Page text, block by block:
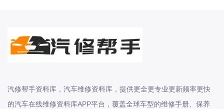
1999-2026年郑州日产系列御轩 碧莲
纳瓦拉 途达 锐骐 锐骐 6 锐骐 7 锐骐
力、拆装步骤、故障码、针脚定义、保
汽修帮手资料库，汽车维修资料库，提供更全更专业更新频率更快
的汽车在线维修资料库APP平台，覆盖全球车型的维修手册、保养